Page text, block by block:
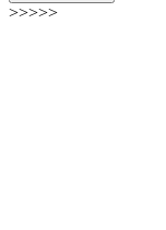
>>>>>